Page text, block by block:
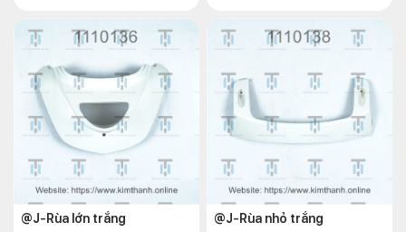
@J-Rùa lớn trắng
@J-Rùa nhỏ trắng